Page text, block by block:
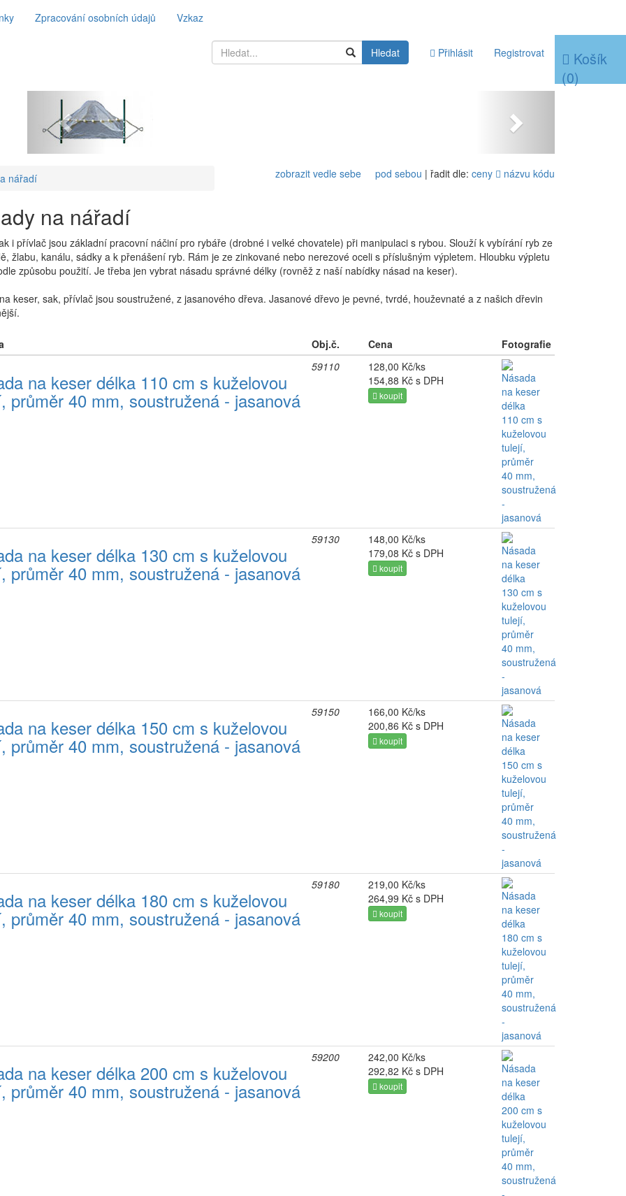
Zpracování osobních údajů Vzkaz
Hledat Přihlásit Registrovat
Košík
(0)
Previous
nářadí zobrazit vedle sebe pod sebou | řadit dle: ceny názvu kódu
na nářadí
i přívlač jsou základní pracovní náčiní pro rybáře (drobné i velké chovatele) při manipulaci s rybou. Slouží k vybírání ryb ze
žlabu, kanálu, sádky a k přenášení ryb. Rám je ze zinkované nebo nerezové oceli s příslušným výpletem. Hloubku výpletu
způsobu použití. Je třeba jen vybrat násadu správné délky (rovněž z naší nabídky násad na keser).
keser, sak, přívlač jsou soustružené, z jasanového dřeva. Jasanové dřevo je pevné, tvrdé, houževnaté a z našich dřevin
Obj.č. Cena Fotografie
na keser délka 110 cm s kuželovou
průměr 40 mm, soustružená - jasanová
59110
128,00 Kč/ks
154,88 Kč s DPH
koupit
na keser délka 130 cm s kuželovou
průměr 40 mm, soustružená - jasanová
59130
148,00 Kč/ks
179,08 Kč s DPH
koupit
na keser délka 150 cm s kuželovou
průměr 40 mm, soustružená - jasanová
59150
166,00 Kč/ks
200,86 Kč s DPH
koupit
na keser délka 180 cm s kuželovou
průměr 40 mm, soustružená - jasanová
59180
219,00 Kč/ks
264,99 Kč s DPH
koupit
na keser délka 200 cm s kuželovou
průměr 40 mm, soustružená - jasanová
59200
242,00 Kč/ks
292,82 Kč s DPH
koupit